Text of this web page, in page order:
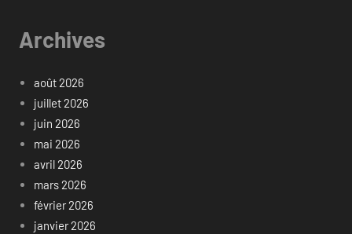
Archives
août 2026
juillet 2026
juin 2026
mai 2026
avril 2026
mars 2026
février 2026
janvier 2026